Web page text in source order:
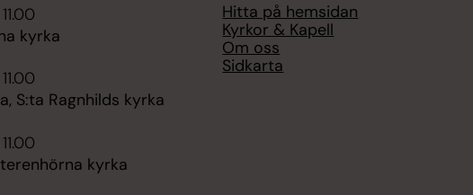
kyrka
S:ta Ragnhilds kyrka
kyrka
Hitta på hemsidan
Kyrkor & Kapell
Om oss
Sidkarta